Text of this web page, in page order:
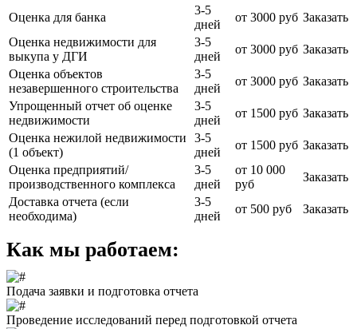
Оценка для банка
3-5
дней
от 3000 руб Заказать
Оценка недвижимости для
выкупа у ДГИ
3-5
дней
от 3000 руб Заказать
Оценка объектов
незавершенного строительства
3-5
дней
от 3000 руб Заказать
Упрощенный отчет об оценке
недвижимости
3-5
дней
от 1500 руб Заказать
Оценка нежилой недвижимости
(1 объект)
3-5
дней
от 1500 руб Заказать
Оценка предприятий/
производственного комплекса
3-5
дней
от 10 000
руб
Заказать
Доставка отчета (если
необходима)
3-5
дней
от 500 руб Заказать
Как мы работаем:
Подача заявки и подготовка отчета
Проведение исследований перед подготовкой отчета